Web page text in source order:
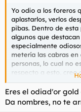
Yo odio a los foreros
aplastarlos, verlos
pibas. Dentro de
algunos que
especialmente
metería las cabras
personas, lo cual no
respecto a esto, creo
delirios y su intensa
les sorprendiera
de su egocentrismo
que en esa tesitura
Eres el odiad'or
Da nombres, no te